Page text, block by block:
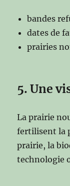
bandes
dates de
prairies
5. Une
La prairie
fertilisent la
prairie, la
technologie